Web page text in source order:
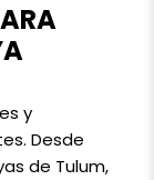
y
Desde
de Tulum,